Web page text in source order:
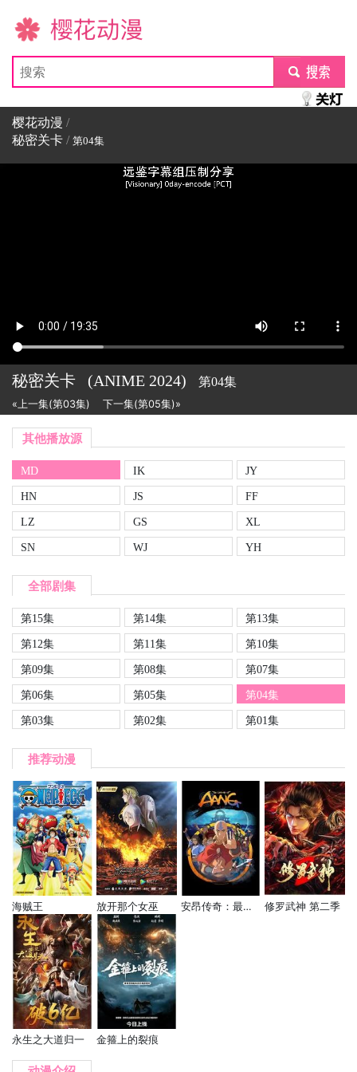
樱花动漫
submit
樱花动漫 /
秘密关卡 / 第04集
秘密关卡 (ANIME 2024) 第04集
«上一集(第03集) 下一集(第05集)»
其他播放源
MD IK
JY
HN
JS
FF
LZ
GS
XL
SN
WJ YH
全部剧集
第15集 第14集
第13集
第12集
第11集
第10集
第09集
第08集
第07集
第06集
第05集
第04集
第03集
第02集 第01集
推荐动漫
海贼王 放开那个女巫 安昂传奇：最后的气宗 修罗武神 第二季
永生之大道归一 金箍上的裂痕